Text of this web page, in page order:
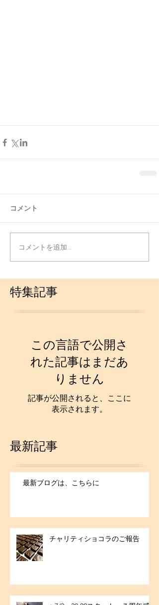
コメント
コメントを追加…
特集記事
この言語で公開さ
れた記事はまだあ
りません
記事が公開されると、ここに
表示されます。
最新記事
最新ブログは、こちらに
チャリティショコラのご報告